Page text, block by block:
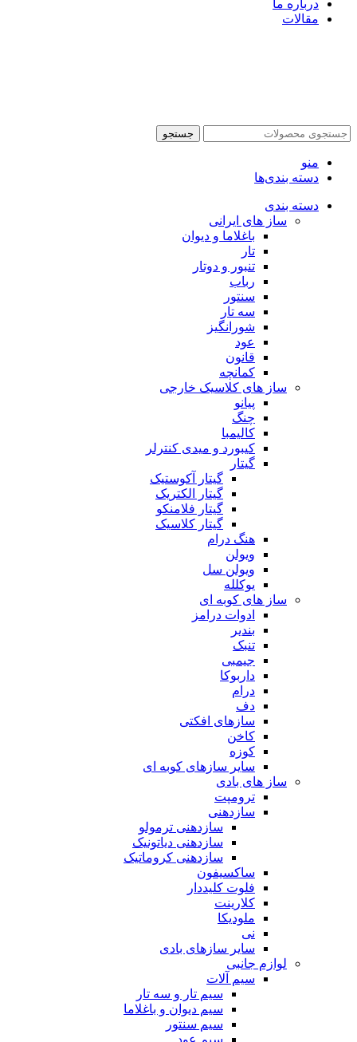
درباره ما
مقالات
جستجو
منو
دسته بندی‌ها
دسته بندی
ساز های ایرانی
باغلاما و دیوان
تار
تنبور و دوتار
رباب
سنتور
سه تار
شورانگیز
عود
قانون
کمانچه
ساز های کلاسیک خارجی
پیانو
چنگ
کالیمبا
کیبورد و میدی کنترلر
گیتار
گیتار آکوستیک
گیتار الکتریک
گیتار فلامنکو
گیتار کلاسیک
هنگ درام
ویولن
ویولن سل
یوکلله
ساز های کوبه ای
ادوات درامز
بندیر
تنبک
جیمبی
داربوکا
درام
دف
سازهای افکتی
کاخن
کوزه
سایر سازهای کوبه ای
ساز های بادی
ترومپت
سازدهنی
سازدهنی ترمولو
سازدهنی دیاتونیک
سازدهنی کروماتیک
ساکسیفون
فلوت کلیددار
کلارینت
ملودیکا
نی
سایر سازهای بادی
لوازم جانبی
سیم آلات
سیم تار و سه تار
سیم دیوان و باغلاما
سیم سنتور
سیم عود